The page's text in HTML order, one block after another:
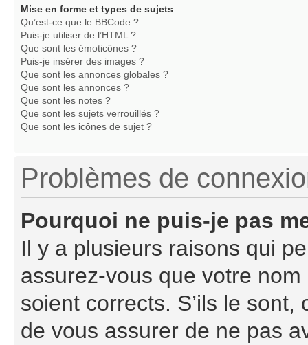
Mise en forme et types de sujets
Qu’est-ce que le BBCode ?
Puis-je utiliser de l’HTML ?
Que sont les émoticônes ?
Puis-je insérer des images ?
Que sont les annonces globales ?
Que sont les annonces ?
Que sont les notes ?
Que sont les sujets verrouillés ?
Que sont les icônes de sujet ?
Problèmes de
Pourquoi ne puis-je pas
Il y a plusieurs raisons qui
assurez-vous que votre
soient corrects. S’ils le
de vous assurer de ne pas